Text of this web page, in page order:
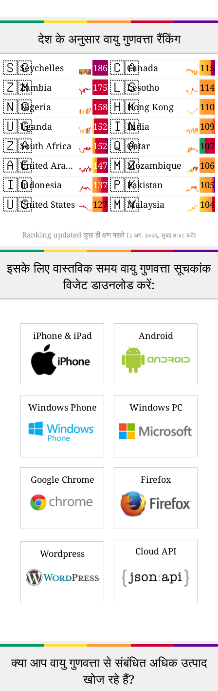
देश के अनुसार वायु गुणवत्ता रैंकिंग
🇸🇨 186
Seychelles
🇿🇲 175
Zambia
🇳🇬 158
Nigeria
🇺🇬 152
Uganda
🇿🇦 152
South Africa
🇦🇪 147
United Arab Emirates
🇮🇩 137
Indonesia
🇺🇸 127
United States
🇨🇦 115
Canada
🇱🇸 114
Lesotho
🇭🇰 110
Hong Kong
🇮🇳 109
India
🇶🇦 107
Qatar
🇲🇿 106
Mozambique
🇵🇰 105
Pakistan
🇲🇾 104
Malaysia
Ranking updated कुछ ही क्षण पहले (८ अग. २०२६, सुबह ७:४८ बजे)
इसके लिए वास्तविक समय वायु गुणवत्ता सूचकांक
विजेट डाउनलोड करें:
iPhone & iPad Android
Windows Phone Windows PC
Google Chrome Firefox
Wordpress Cloud API
क्या आप वायु गुणवत्ता से संबंधित अधिक उत्पाद
खोज रहे हैं?